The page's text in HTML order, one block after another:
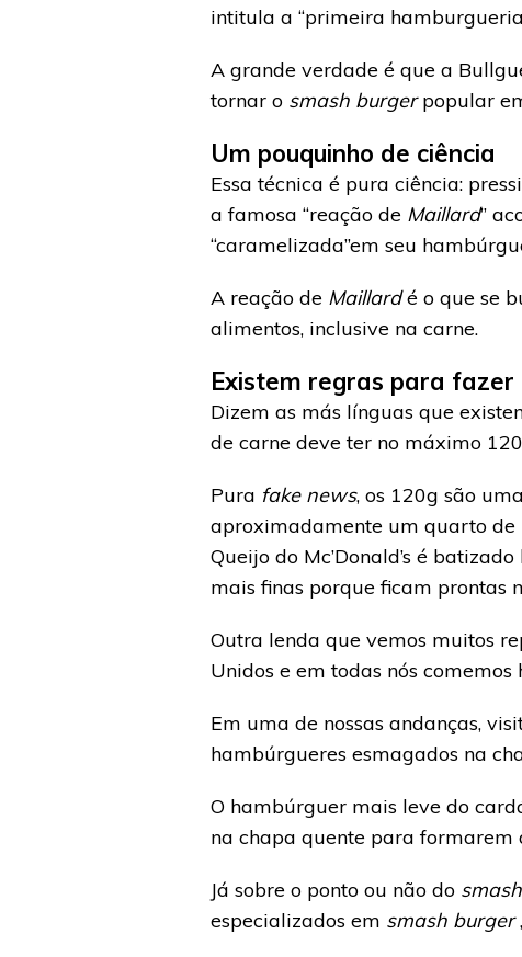
intitula a “primeira
A grande verdade é que a
tornar o smash burgerpopular
Um pouquinho de ciência
Essa técnica é pura ciência:
a famosa “reação de Maillard”
“caramelizada”em seu
A reação de Maillardé o que se
alimentos, inclusive na carne.
Existem regras para fazer
Dizem as más línguas que
de carne deve ter no máximo
Pura fake news, os 120g são
aproximadamente um quarto de
Queijo do Mc’Donald’s é
mais finas porque ficam prontas
Outra lenda que vemos muitos
Unidos e em todas nós
Em uma de nossas andanças,
hambúrgueres esmagados na
O hambúrguer mais leve do
na chapa quente para formarem
Já sobre o ponto ou não do smash
especializados em smash burger